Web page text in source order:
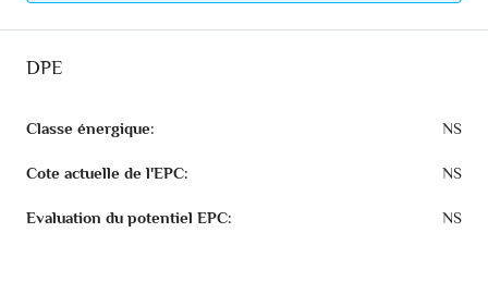
DPE
Classe énergique: NS
Cote actuelle de l'EPC: NS
Evaluation du potentiel EPC: NS